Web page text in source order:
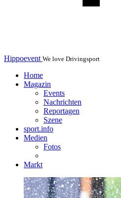
Hippoevent We love Drivingsport
Home
Magazin
Events
Nachrichten
Reportagen
Szene
sport.info
Medien
Fotos
Markt